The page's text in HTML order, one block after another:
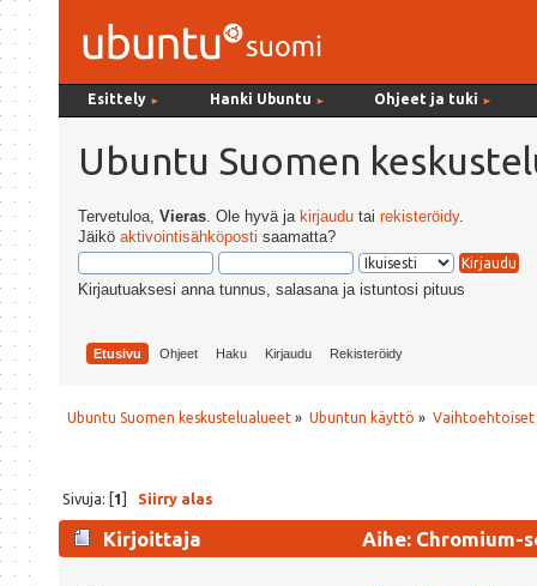
Esittely ► Hanki Ubuntu ► Ohjeet ja tuki ►
Ubuntu Suomen
Tervetuloa,Vieras . Ole hyvä ja kirjaudu tairekisteröidy.
Jäiköaktivointisähköposti saamatta?
Kirjautuaksesi anna tunnus, salasana ja istuntosi pituus
Etusivu Ohjeet Haku Kirjaudu Rekisteröidy
Ubuntu Suomen keskustelualueet » Ubuntun käyttö »
Sivuja: [1] Siirry alas
Kirjoittaja Aihe: Chromium-